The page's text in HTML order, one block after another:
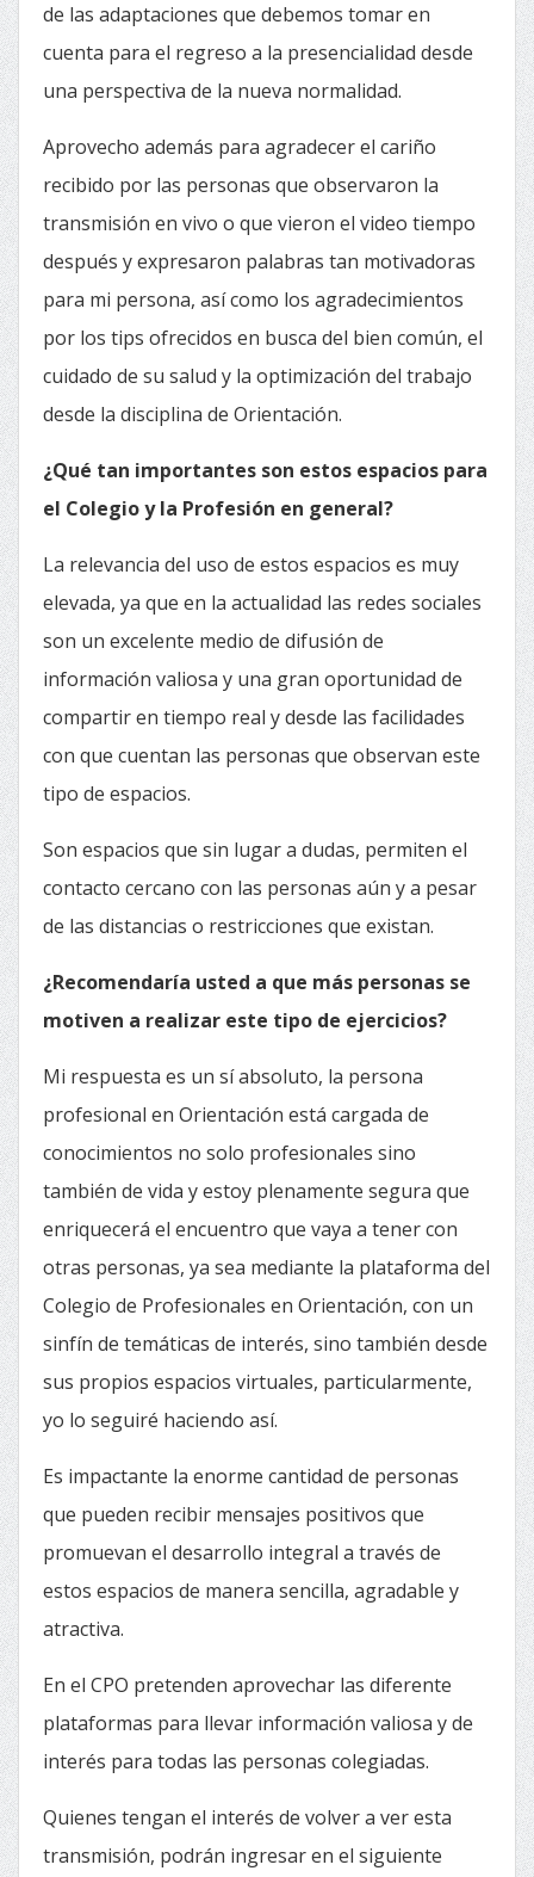
de las adaptaciones que debemos tomar en
cuenta para el regreso a la presencialidad desde
una perspectiva de la nueva normalidad.
Aprovecho además para agradecer el cariño
recibido por las personas que observaron la
transmisión en vivo o que vieron el video tiempo
después y expresaron palabras tan motivadoras
para mi persona, así como los agradecimientos
por los tips ofrecidos en busca del bien común, el
cuidado de su salud y la optimización del trabajo
desde la disciplina de Orientación.
¿Qué tan importantes son estos espacios para
el Colegio y la Profesión en general?
La relevancia del uso de estos espacios es muy
elevada, ya que en la actualidad las redes sociales
son un excelente medio de difusión de
información valiosa y una gran oportunidad de
compartir en tiempo real y desde las facilidades
con que cuentan las personas que observan este
tipo de espacios.
Son espacios que sin lugar a dudas, permiten el
contacto cercano con las personas aún y a pesar
de las distancias o restricciones que existan.
¿Recomendaría usted a que más personas se
motiven a realizar este tipo de ejercicios?
Mi respuesta es un sí absoluto, la persona
profesional en Orientación está cargada de
conocimientos no solo profesionales sino
también de vida y estoy plenamente segura que
enriquecerá el encuentro que vaya a tener con
otras personas, ya sea mediante la plataforma del
Colegio de Profesionales en Orientación, con un
sinfín de temáticas de interés, sino también desde
sus propios espacios virtuales, particularmente,
yo lo seguiré haciendo así.
Es impactante la enorme cantidad de personas
que pueden recibir mensajes positivos que
promuevan el desarrollo integral a través de
estos espacios de manera sencilla, agradable y
atractiva.
En el CPO pretenden aprovechar las diferente
plataformas para llevar información valiosa y de
interés para todas las personas colegiadas.
Quienes tengan el interés de volver a ver esta
transmisión, podrán ingresar en el siguiente